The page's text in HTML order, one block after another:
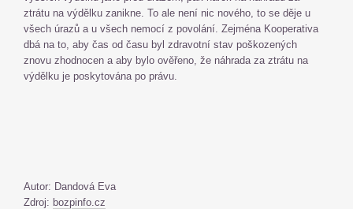
ztrátu na výdělku zanikne. To ale není nic nového, to se děje u
všech úrazů a u všech nemocí z povolání. Zejména Kooperativa
dbá na to, aby čas od času byl zdravotní stav poškozených
znovu zhodnocen a aby bylo ověřeno, že náhrada za ztrátu na
výdělku je poskytována po právu.
Autor: Dandová Eva
Zdroj: bozpinfo.cz